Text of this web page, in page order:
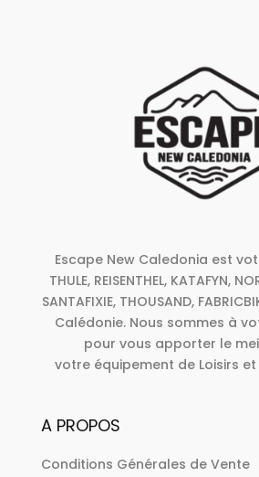
Escape New Caledonia est
THULE, REISENTHEL, KATAFYN,
SANTAFIXIE, THOUSAND,
Calédonie. Nous sommes à
pour vous apporter le
votre équipement de Loisirs
A PROPOS
Conditions Générales de Vente